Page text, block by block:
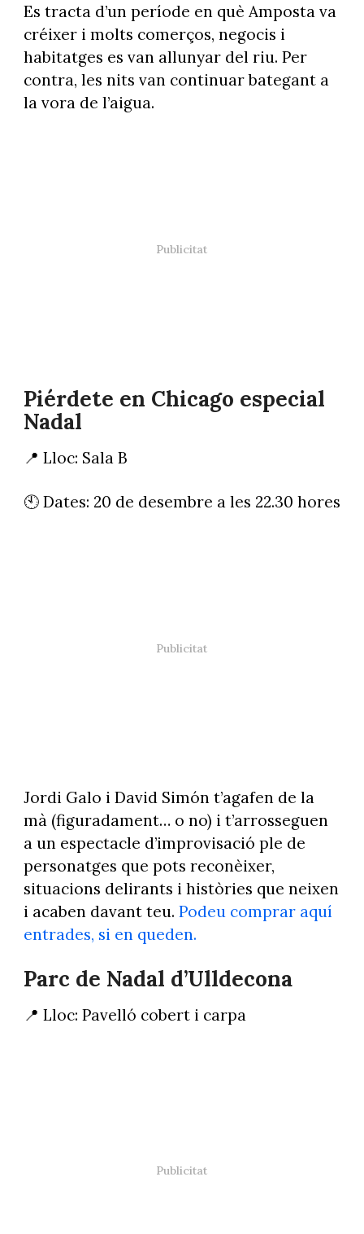
Es tracta d’un període en què Amposta va
créixer i molts comerços, negocis i
habitatges es van allunyar del riu. Per
contra, les nits van continuar bategant a
la vora de l’aigua.
Piérdete en Chicago especial
Nadal
📍 Lloc: Sala B
🕙 Dates: 20 de desembre a les 22.30 hores
Jordi Galo i David Simón t’agafen de la
mà (figuradament… o no) i t’arrosseguen
a un espectacle d’improvisació ple de
personatges que pots reconèixer,
situacions delirants i històries que neixen
i acaben davant teu. Podeu comprar aquí
entrades, si en queden.
Parc de Nadal d’Ulldecona
📍 Lloc: Pavelló cobert i carpa